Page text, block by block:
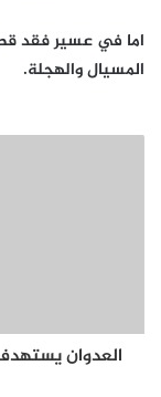
اما في عسير فقد
المسيال والهجلة.
العدوان